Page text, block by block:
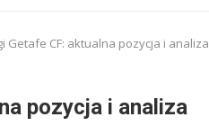
Getafe CF: aktualna pozycja i analiza
pozycja i analiza